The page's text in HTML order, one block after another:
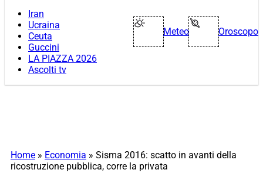
Iran
Ucraina
Ceuta
Guccini
LA PIAZZA 2026
Ascolti tv
Meteo Oroscopo
Home » Economia » Sisma 2016: scatto in avanti della
ricostruzione pubblica, corre la privata